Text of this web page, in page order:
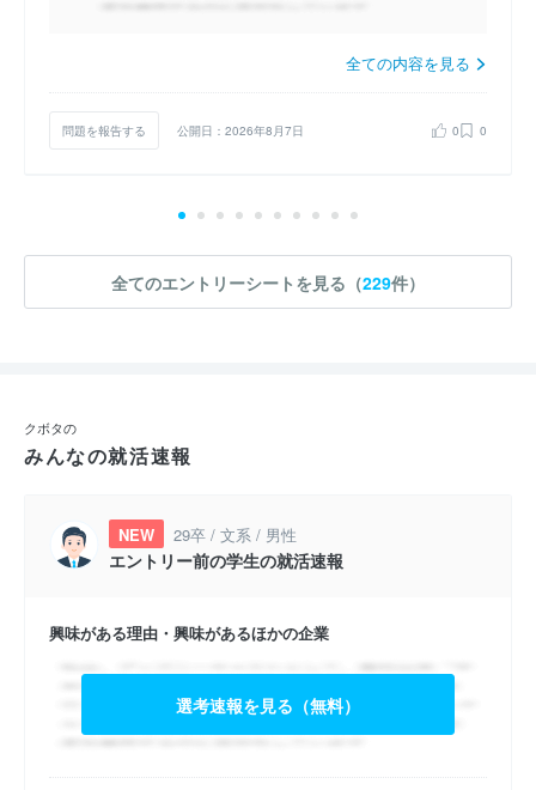
全ての内容を見る
問題を報告する 公開日：2026年8月7日 0 0
全てのエントリーシートを見る（229件）
クボタの
みんなの就活速報
NEW 29卒 / 文系 / 男性
エントリー前の学生の就活速報
興味がある理由・興味があるほかの企業
選考速報を見る（無料）